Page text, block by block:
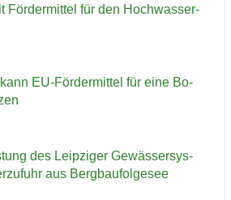
För­der­mit­tel für den Hoch­was­ser­
EU-​Fördermittel für eine Bo­
des Leip­zi­ger Ge­wäs­ser­sys­
aus Berg­bau­fol­ge­see